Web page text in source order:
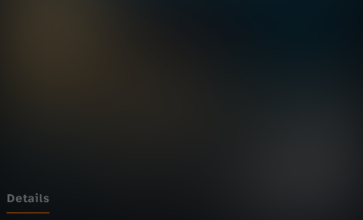
l
Details